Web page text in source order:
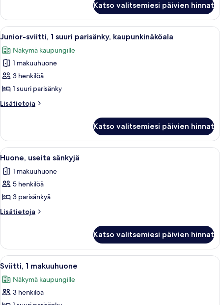
2
keskisuurta
parisänkyä
Katso valitsemiesi päivien hinnat
Avaa
kaikki
huonetyypin
Junior-
sviitti,
1
suuri
parisänky,
kuvat
Hotellihuone, jossa on suuri sänky,
5
Junior-sviitti, 1 suuri parisänky, kaupunkinäköala
Näkymä kaupungille
1 makuuhuone
3 henkilöä
1 suuri parisänky
Lisätietoja
Lisätietoja
1
suuri
parisänky,
Katso valitsemiesi päivien hinnat
Avaa
kaikki
huonetyypin
Huone,
useita
sänkyjä
Huone, useita sänkyjä |
4
Huone, useita sänkyjä
1 makuuhuone
5 henkilöä
3 parisänkyä
Lisätietoja
Lisätietoja
sänkyjä
Katso valitsemiesi päivien hinnat
Avaa
kaikki
huonetyypin
Sviitti,
Hotellihuone, jossa on
12
Sviitti, 1 makuuhuone
Näkymä kaupungille
3 henkilöä